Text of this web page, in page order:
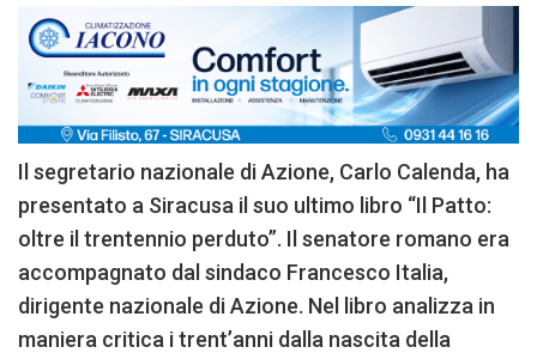
Il segretario nazionale di Azione, Carlo Calenda, ha
presentato a Siracusa il suo ultimo libro “Il Patto:
oltre il trentennio perduto”. Il senatore romano era
accompagnato dal sindaco Francesco Italia,
dirigente nazionale di Azione. Nel libro analizza in
maniera critica i trent’anni dalla nascita della